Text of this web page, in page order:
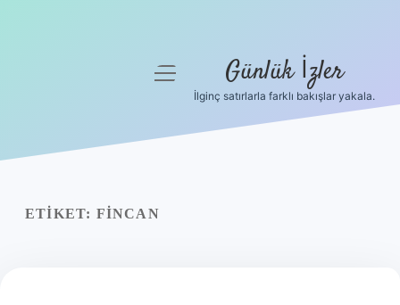
Yasal Uyarı
menüyü
Günlük İzler
İlginç satırlarla farklı bakışlar yakala.
ETIKET: FINCAN